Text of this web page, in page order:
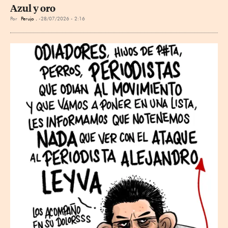
Azul y oro
Por Perujo . 28/07/2026 - 2:16